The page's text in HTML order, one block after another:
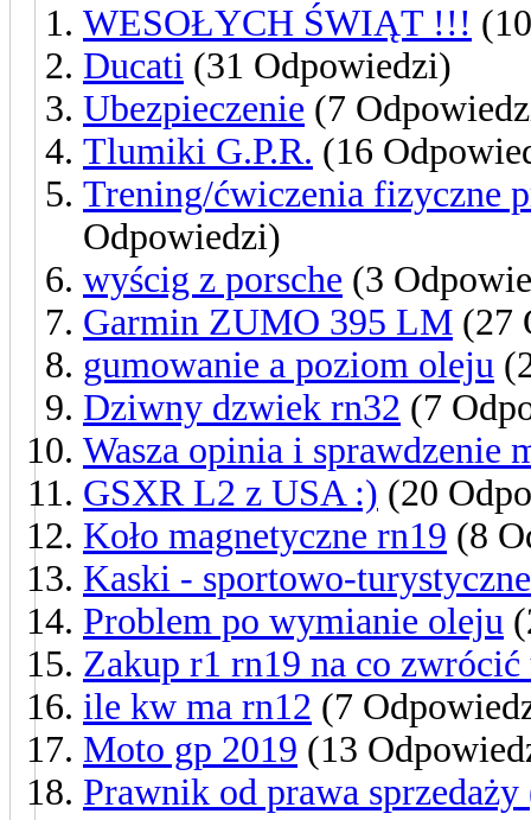
WESOŁYCH ŚWIĄT !!!
Ducati (31 Odpowiedzi)
Ubezpieczenie (7
Tlumiki G.P.R. (16
Trening/ćwiczenia fizyczne
Odpowiedzi)
wyścig z porsche (3
Garmin ZUMO 395 LM (27
gumowanie a poziom oleju
Dziwny dzwiek rn32 (7
Wasza opinia i sprawdzenie
GSXR L2 z USA :) (20
Koło magnetyczne rn19 (8
Kaski - sportowo-turystyczne
Problem po wymianie oleju
Zakup r1 rn19 na co zwrócić
ile kw ma rn12 (7
Moto gp 2019 (13
Prawnik od prawa sprzedaży